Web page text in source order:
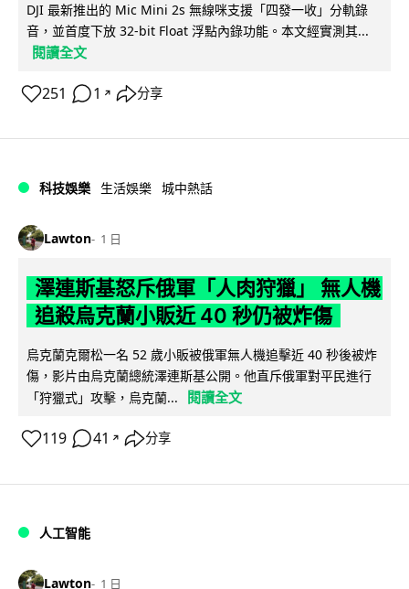
DJI 最新推出的 Mic Mini 2s 無線咪支援「四發一收」分軌錄
音，並首度下放 32-bit Float 浮點內錄功能。本文經實測其...
閱讀全文
251 1 ↗ 分享
科技娛樂 生活娛樂 城中熱話
Lawton 1 日
澤連斯基怒斥俄軍「人肉狩獵」 無人機
追殺烏克蘭小販近 40 秒仍被炸傷
烏克蘭克爾松一名 52 歲小販被俄軍無人機追擊近 40 秒後被炸
傷，影片由烏克蘭總統澤連斯基公開。他直斥俄軍對平民進行
「狩獵式」攻擊，烏克蘭...
閱讀全文
119 41 ↗ 分享
人工智能
Lawton 1 日